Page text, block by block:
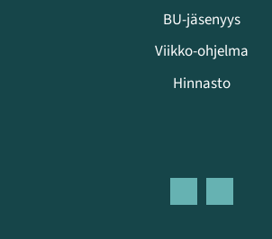
BU-jäsenyys
Viikko-ohjelma
Hinnasto